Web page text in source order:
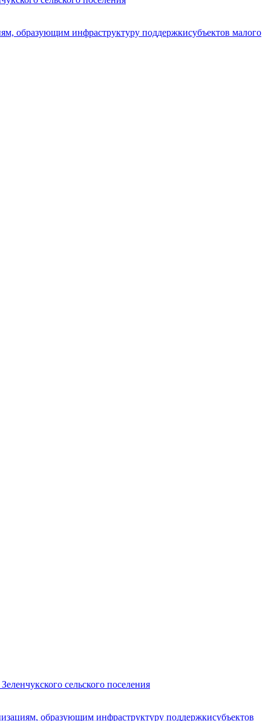
образующим инфраструктуру поддержкисубъектов малого
сельского поселения
образующим инфраструктуру поддержкисубъектов